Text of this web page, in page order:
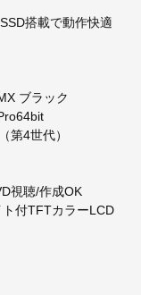
搭載で動作快適
ブラック
第4世代）
視聴/作成OK
ト付TFTカラーLCD